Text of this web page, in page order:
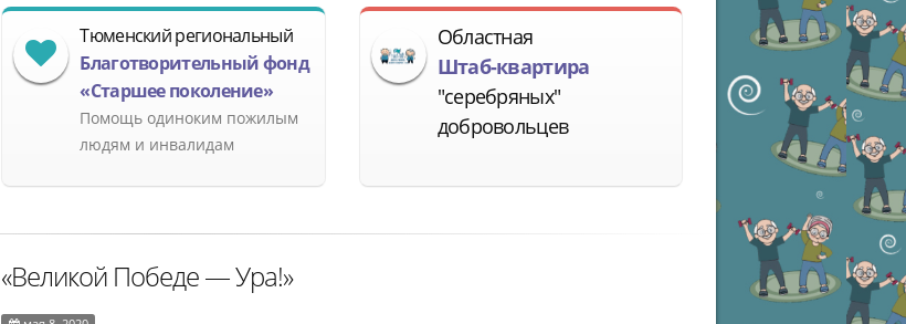
Тюменский региональный
Благотворительный фонд
«Старшее поколение»
Помощь одиноким пожилым
людям и инвалидам
Областная
Штаб-квартира
"серебряных"
добровольцев
«Великой Победе — Ура!»